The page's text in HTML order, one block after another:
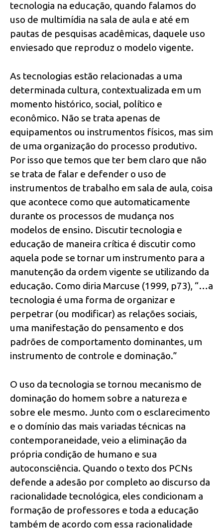
tecnologia na educação, quando falamos do
uso de multimídia na sala de aula e até em
pautas de pesquisas acadêmicas, daquele uso
enviesado que reproduz o modelo vigente.
As tecnologias estão relacionadas a uma
determinada cultura, contextualizada em um
momento histórico, social, político e
econômico. Não se trata apenas de
equipamentos ou instrumentos físicos, mas sim
de uma organização do processo produtivo.
Por isso que temos que ter bem claro que não
se trata de falar e defender o uso de
instrumentos de trabalho em sala de aula, coisa
que acontece como que automaticamente
durante os processos de mudança nos
modelos de ensino. Discutir tecnologia e
educação de maneira crítica é discutir como
aquela pode se tornar um instrumento para a
manutenção da ordem vigente se utilizando da
educação. Como diria Marcuse (1999, p73), “…a
tecnologia é uma forma de organizar e
perpetrar (ou modificar) as relações sociais,
uma manifestação do pensamento e dos
padrões de comportamento dominantes, um
instrumento de controle e dominação.”
O uso da tecnologia se tornou mecanismo de
dominação do homem sobre a natureza e
sobre ele mesmo. Junto com o esclarecimento
e o domínio das mais variadas técnicas na
contemporaneidade, veio a eliminação da
própria condição de humano e sua
autoconsciência. Quando o texto dos PCNs
defende a adesão por completo ao discurso da
racionalidade tecnológica, eles condicionam a
formação de professores e toda a educação
também de acordo com essa racionalidade